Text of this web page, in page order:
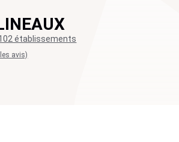
établissements
avis)